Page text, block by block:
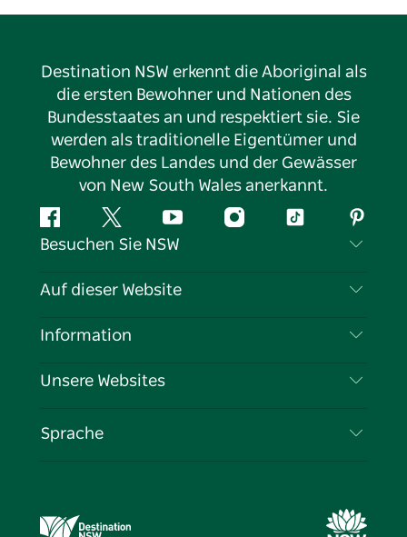
Destination NSW erkennt die Aboriginal als
die ersten Bewohner und Nationen des
Bundesstaates an und respektiert sie. Sie
werden als traditionelle Eigentümer und
Bewohner des Landes und der Gewässer
von New South Wales anerkannt.
FacebookTwitter YouTubeInstagramTikTok
Besuchen Sie NSW
Kontaktieren Sie uns
Cookie-Hinweis
Auf dieser Website
Reiseziele
Veranstaltungen
Information
Reiseinformationen
Unternehmen in NSW
Unsere Websites
Destination NSW Medienzentrum
Sprache